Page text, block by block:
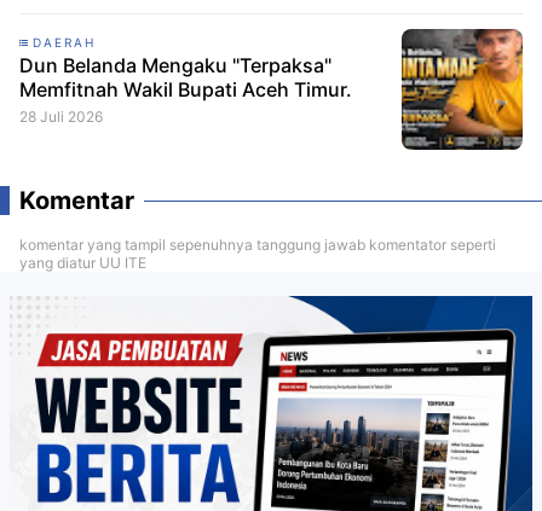
DAERAH
Dun Belanda Mengaku "Terpaksa"
Memfitnah Wakil Bupati Aceh Timur.
28 Juli 2026
Komentar
komentar yang tampil sepenuhnya tanggung jawab komentator seperti
yang diatur UU ITE